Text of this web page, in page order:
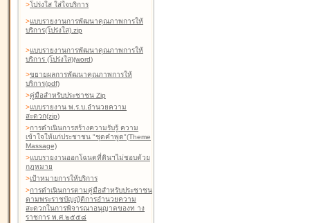
>โปร่งใส ใส่ใจบริการ
>แบบรายงานการพัฒนาคุณภาพการให้
บริการ(โปร่งใส).zip
>แบบรายงานการพัฒนาคุณภาพการให้
บริการ (โปร่งใส)(word)
>ขยายผลการพัฒนาคุณภาพการให้
บริการ(pdf)
>คู่มือสำหรับประชาชน Zip
>แบบรายงาน พ.ร.บ.อำนวยความ
สะดวก(zip)
>การดำเนินการสร้างความรับรู้ ความ
เข้าใจให้แก่ประชาชน "ชุดคำพูด"(Theme
Massage)
>แบบรายงานออกโฉนดที่ดินฯไม่ชอบด้วย
กฎหมาย
>เป้าหมายการให้บริการ
>การดำเนินการตามคู่มือสำหรับประชาชน
ตามพระราชบัญญัติการอำนวยความ
สะดวกในการพิจารณาอนุญาตของท าง
ราชการ พ.ศ.๒๕๕๘